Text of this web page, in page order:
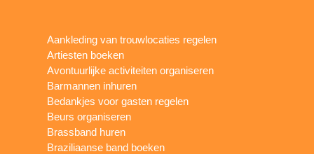
Aankleding van trouwlocaties regelen
Artiesten boeken
Avontuurlijke activiteiten organiseren
Barmannen inhuren
Bedankjes voor gasten regelen
Beurs organiseren
Brassband huren
Braziliaanse band boeken